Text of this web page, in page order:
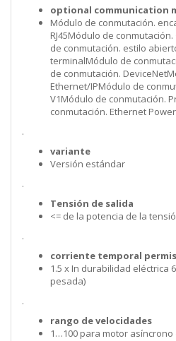
optional communication
Módulo de conmutación.
RJ45Módulo de
de conmutación. estilo
terminalMódulo de
de conmutación.
Ethernet/IPMódulo de
V1Módulo de conmutación.
conmutación. Ethernet
.
variante
Versión estándar
.
Tensión de salida
<= de la potencia de la
.
corriente temporal
1.5 x In durabilidad eléctrica
pesada)
.
rango de velocidades
1…100 para motor